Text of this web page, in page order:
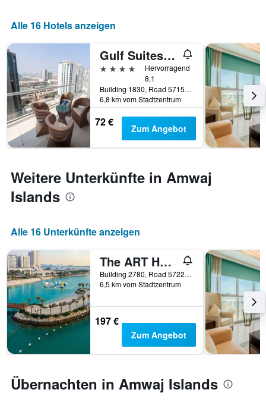
Alle 16 Hotels anzeigen
Gulf Suites Hotel Amwaj
4 Sterne
Hervorragend
8,1
Building 1830, Road 5715, Block 257, Muharraq, Bahrein
6,8 km vom Stadtzentrum
72 € Zum Angebot
Weitere Unterkünfte in Amwaj
Islands
Alle 16 Unterkünfte anzeigen
The ART Hotel & Resort
Building 2780, Road 5722, Muharraq, Bahrein
6,5 km vom Stadtzentrum
197 €
Zum Angebot
Übernachten in Amwaj Islands